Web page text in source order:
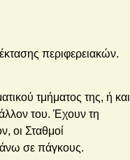
περιφερειακών.
τμήματος της, ή και
του. Έχουν τη
οι Σταθμοί
σε πάγκους.